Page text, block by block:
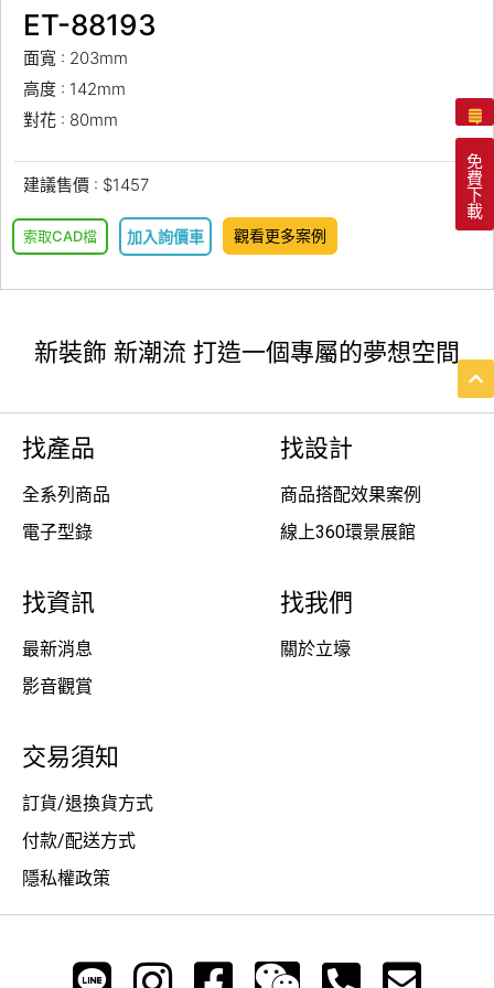
ET-88193
面寬 : 203mm
高度 : 142mm
對花 : 80mm
建議售價 : $1457
索取CAD檔 加入詢價車 觀看更多案例
免
費
下
載
新裝飾 新潮流 打造一個專屬的夢想空間
找產品
全系列商品
電子型錄
找設計
商品搭配效果案例
線上360環景展館
找資訊
最新消息
影音觀賞
找我們
關於立壕
交易須知
訂貨/退換貨方式
付款/配送方式
隱私權政策